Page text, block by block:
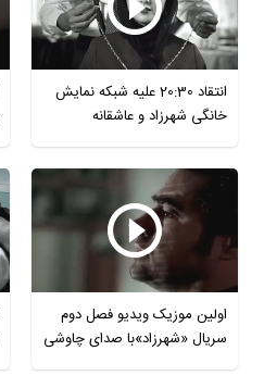
انتقاد 20:30 علیه شبکه نمایش
خانگی شهرزاد و عاشقانه
اولین موزیک ویدیو فصل دوم
سریال «شهرزاد»با صدای چاوشی